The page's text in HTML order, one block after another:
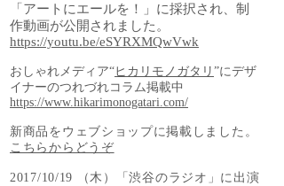
「アートにエールを！」に採択され、制
作動画が公開されました。
https://youtu.be/eSYRXMQwVwk
​おしゃれメディア“ ヒカリモノガタリ ”にデザ
イナーのつれづれコラム掲載中
https://www.hikarimonogatari.com/
新商品をウェブショップに掲載しました。
こちらからどうぞ
2017/10/19 （木）「渋谷のラジオ」に出演